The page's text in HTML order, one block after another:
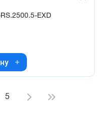
ЕХD
5